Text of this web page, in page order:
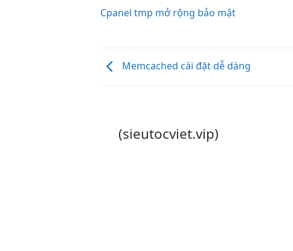
Cpanel tmp mở rộng bảo mật
Memcached cài đặt dễ dàng
(sieutocviet.vip)